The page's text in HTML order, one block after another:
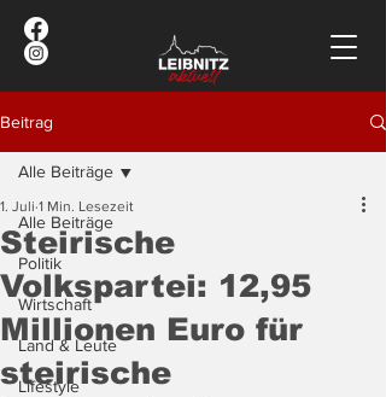
Beitrag
Alle Beiträge
Politik
Wirtschaft
Land & Leute
Lifestyle
Alle Beiträge
Steirische
Volkspartei: 12,95
Millionen Euro für
steirische
1. Juli 1 Min. Lesezeit